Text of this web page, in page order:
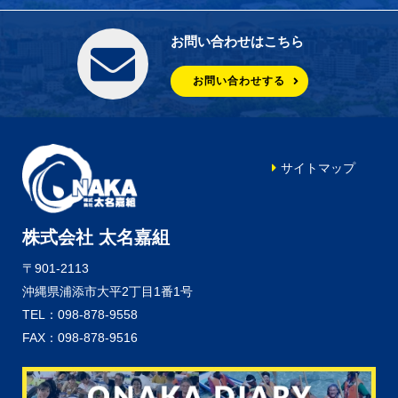
お問い合わせはこちら
お問い合わせする
株式会社 太名嘉組
〒901-2113
沖縄県浦添市大平2丁目1番1号
TEL：098-878-9558
FAX：098-878-9516
サイトマップ